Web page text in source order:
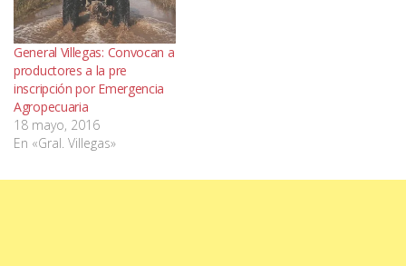
General Villegas: Convocan a
productores a la pre
inscripción por Emergencia
Agropecuaria
18 mayo, 2016
En «Gral. Villegas»